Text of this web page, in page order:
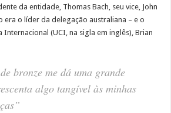
da entidade, Thomas Bach, seu vice, John
era o líder da delegação australiana – e o
Internacional (UCI, na sigla em inglês), Brian
bronze me dá uma grande
algo tangível às minhas